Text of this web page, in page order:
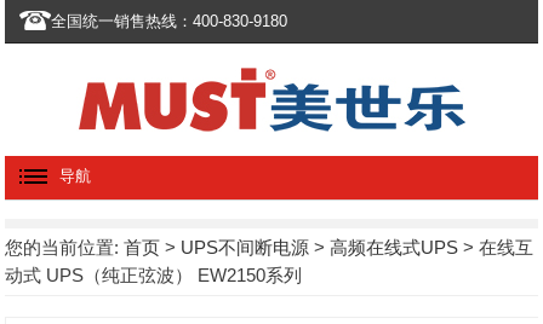
全国统一销售热线：400-830-9180
导航
您的当前位置:首页 > UPS不间断电源 >高频在线式UPS > 在线互
动式 UPS（纯正弦波） EW2150系列